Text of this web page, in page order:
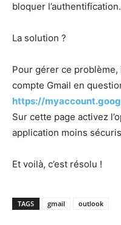
bloquer l’authentification.
La solution ?
Pour gérer ce
compte Gmail en
https://
Sur cette page activez
application moins
Et voilà, c’est résolu !
TAGS gmail outlook